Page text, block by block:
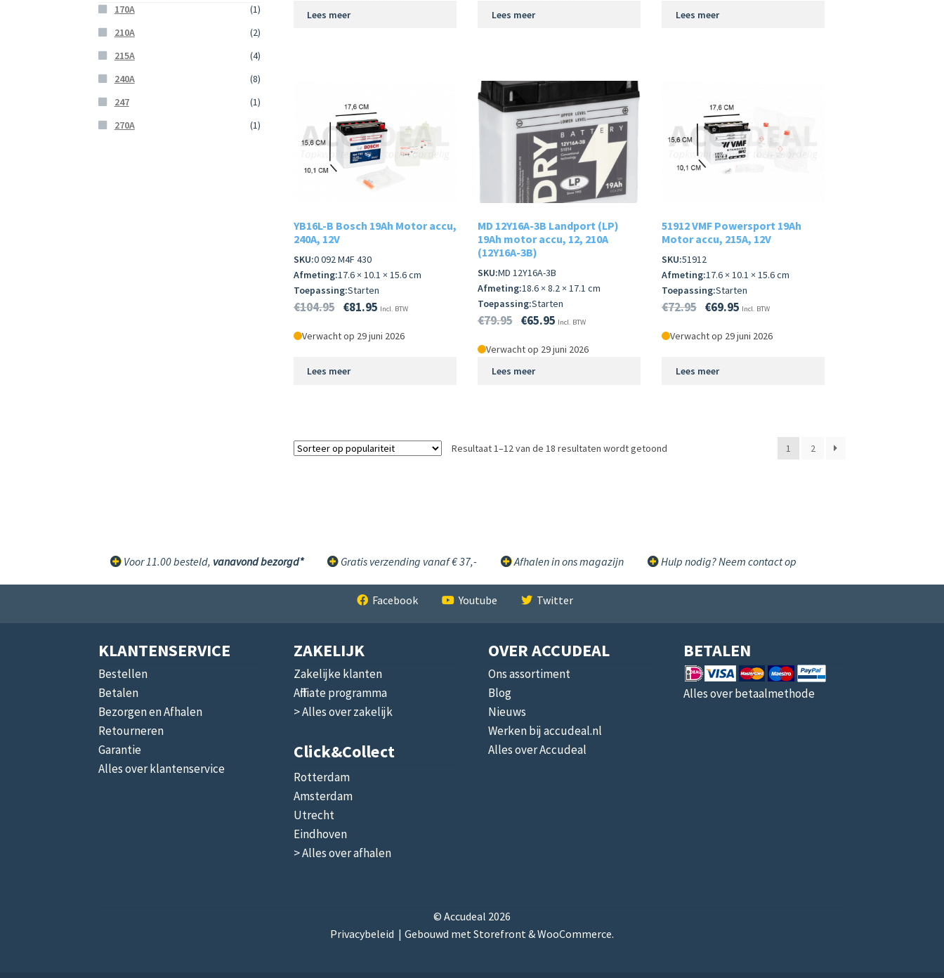
Lees meer
Lees meer
Lees meer
YB16L-B Bosch 19Ah Motor accu,
240A, 12V
SKU:0 092 M4F 430
Afmeting:17.6 × 10.1 × 15.6 cm
Toepassing:Starten
€104.95 €81.95 Incl. BTW
Verwacht op 29 juni 2026
Lees meer
MD 12Y16A-3B Landport (LP)
19Ah motor accu, 12, 210A
(12Y16A-3B)
SKU:MD 12Y16A-3B
Afmeting:18.6 × 8.2 × 17.1 cm
Toepassing:Starten
€79.95 €65.95 Incl. BTW
Verwacht op 29 juni 2026
Lees meer
51912 VMF Powersport 19Ah
Motor accu, 215A, 12V
SKU:51912
Afmeting:17.6 × 10.1 × 15.6 cm
Toepassing:Starten
€72.95 €69.95 Incl. BTW
Verwacht op 29 juni 2026
Lees meer
Resultaat 1–12 van de 18 resultaten wordt getoond 1 2
170A
(1)
210A
(2)
215A
(4)
240A
(8)
247
(1)
270A
(1)
Voor 11.00 besteld, vanavond bezorgd* Gratis verzending vanaf € 37,- Afhalen in ons magazijn Hulp nodig? Neem contact op
Facebook Youtube Twitter
KLANTENSERVICE
Bestellen
Betalen
Bezorgen en Afhalen
Retourneren
Garantie
Alles over klantenservice
ZAKELIJK
Zakelijke klanten
Affiliate programma
> Alles over zakelijk
Click&collect
Rotterdam
Amsterdam
Utrecht
Eindhoven
> Alles over afhalen
OVER ACCUDEAL
Ons assortiment
Blog
Nieuws
Werken bij accudeal.nl
Alles over Accudeal
BETALEN
Alles over betaalmethode
© Accudeal 2026
Privacybeleid
Gebouwd met Storefront & WooCommerce.